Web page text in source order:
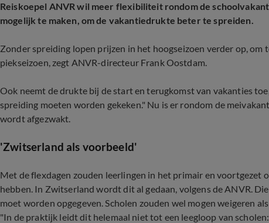
Reiskoepel ANVR wil meer flexibiliteit rondom de
mogelijk te maken, om de vakantiedrukte beter te spreiden.
Zonder spreiding lopen prijzen in het hoogseizoen verder op,
piekseizoen, zegt ANVR-directeur Frank Oostdam.
Ook neemt de drukte bij de start en terugkomst van vakanties
spreiding moeten worden gekeken." Nu is er rondom de
wordt afgezwakt.
'Zwitserland als voorbeeld'
Met de flexdagen zouden leerlingen in het primair en voortgezet
hebben. In Zwitserland wordt dit al gedaan, volgens de ANVR.
moet worden opgegeven. Scholen zouden wel mogen weigeren
"In de praktijk leidt dit helemaal niet tot een leegloop van